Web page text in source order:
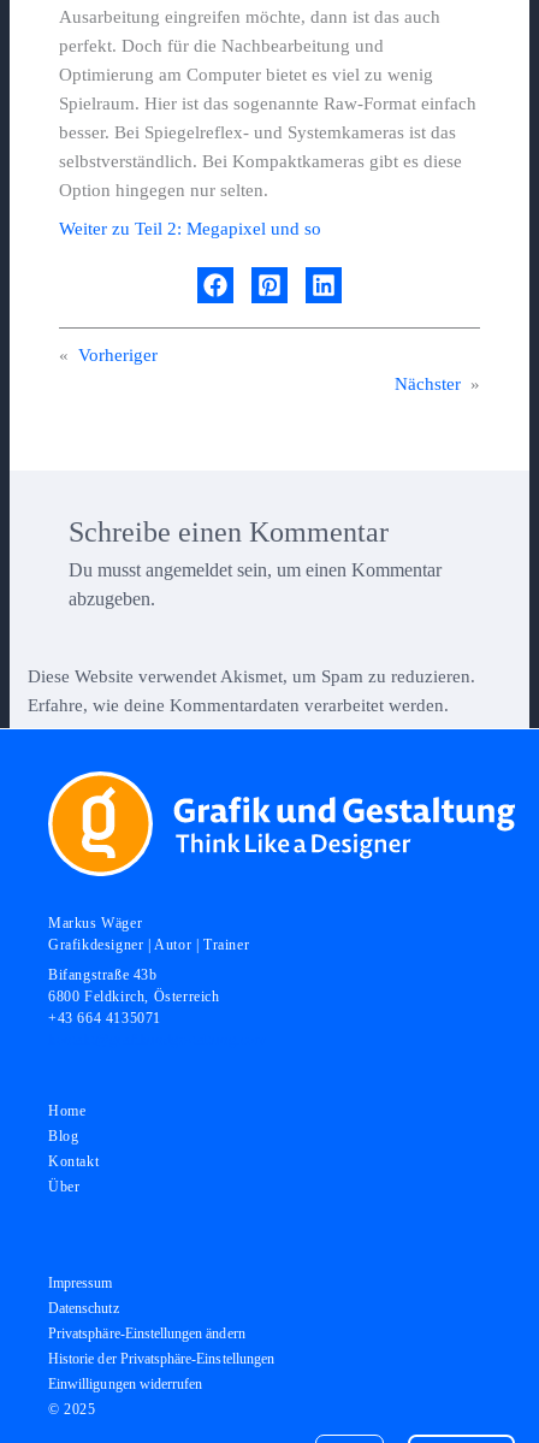
Ausarbeitung eingreifen möchte, dann ist das auch
perfekt. Doch für die Nachbearbeitung und
Optimierung am Computer bietet es viel zu wenig
Spielraum. Hier ist das sogenannte Raw-Format einfach
besser. Bei Spiegelreflex- und Systemkameras ist das
selbstverständlich. Bei Kompaktkameras gibt es diese
Option hingegen nur selten.
Weiter zu Teil 2: Megapixel und so
« Vorheriger
Nächster »
Schreibe einen Kommentar
Du musstangemeldet sein, um einen Kommentar
abzugeben.
Diese Website verwendet Akismet, um Spam zu reduzieren.
Erfahre, wie deine Kommentardaten verarbeitet werden.
Markus Wäger
Grafikdesigner | Autor | Trainer
Bifangstraße 43b
6800 Feldkirch, Österreich
+43 664 4135071
Home
Blog
Kontakt
Über
Impressum
Datenschutz
Privatsphäre-Einstellungen ändern
Historie der Privatsphäre-Einstellungen
Einwilligungen widerrufen
© 2025